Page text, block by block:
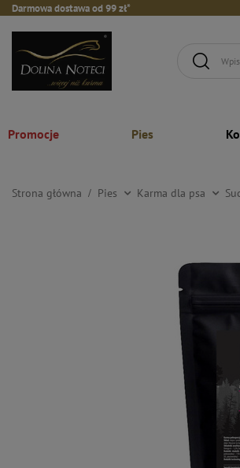
Darmowa dostawa od 99 zł*
Promocje Pies
Strona główna Pies Karma dla psa